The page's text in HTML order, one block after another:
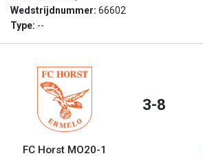
Wedstrijdnummer: 66602
Type: --
FC Horst MO20-1
3-8